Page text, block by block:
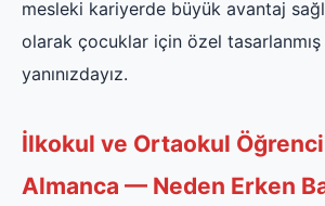
mesleki kariyerde büyük avantaj
olarak çocuklar için özel
yanınızdayız.
İlkokul ve Ortaokul
Almanca — Neden Erken